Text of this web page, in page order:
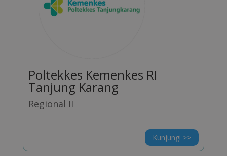
Poltekkes Kemenkes RI
Tanjung Karang
Regional II
Kunjungi >>